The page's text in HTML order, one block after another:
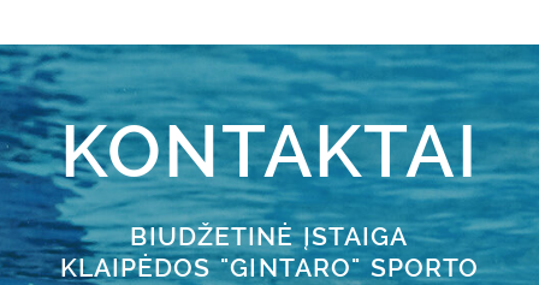
KONTAKTAI
BIUDŽETINĖ ĮSTAIGA
KLAIPĖDOS "GINTARO" SPORTO